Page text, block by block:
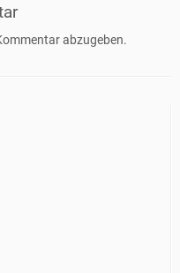
abzugeben.